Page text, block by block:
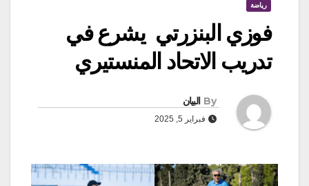
رياضة
فوزي البنزرتي يشرع في
تدريب الاتحاد المنستيري
By البيان
فبراير 5, 2025